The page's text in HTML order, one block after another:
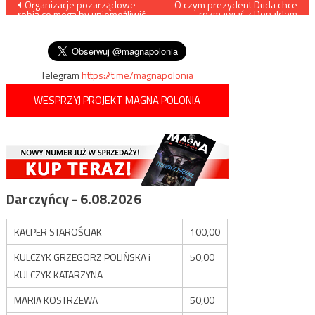
wpisu
Organizacje pozarządowe
robią co mogą by uniemożliwić
O czym prezydent Duda chce
rozmawiać z Donaldem
Telegramhttps://t.me/magnapolonia
WESPRZYJ PROJEKT MAGNA POLONIA
Darczyńcy - 6.08.2026
KACPER STAROŚCIAK
100,00
KULCZYK GRZEGORZ POLIŃSKA i
KULCZYK KATARZYNA
50,00
MARIA KOSTRZEWA 50,00